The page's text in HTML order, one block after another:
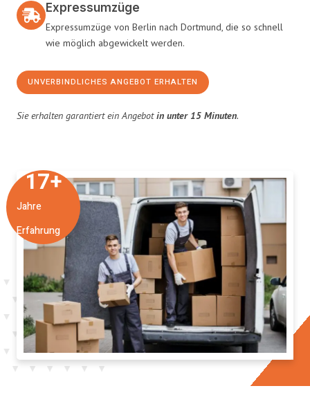
Jahre
Erfahrung
17+
Expressumzüge
Expressumzüge von Berlin nach Dortmund, die so schnell
wie möglich abgewickelt werden.
UNVERBINDLICHES ANGEBOT ERHALTEN
Sie erhalten garantiert ein Angebotin unter 15 Minuten.